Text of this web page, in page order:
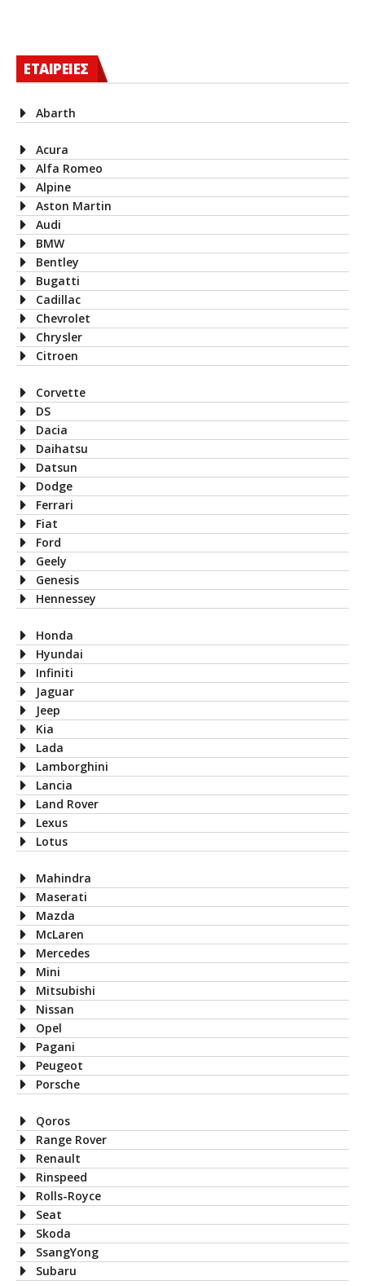
ΕΤΑΙΡΕΙΕΣ
Abarth
Acura
Alfa Romeo
Alpine
Aston Martin
Audi
BMW
Bentley
Bugatti
Cadillac
Chevrolet
Chrysler
Citroen
Corvette
DS
Dacia
Daihatsu
Datsun
Dodge
Ferrari
Fiat
Ford
Geely
Genesis
Hennessey
Honda
Hyundai
Infiniti
Jaguar
Jeep
Kia
Lada
Lamborghini
Lancia
Land Rover
Lexus
Lotus
Mahindra
Maserati
Mazda
McLaren
Mercedes
Mini
Mitsubishi
Nissan
Opel
Pagani
Peugeot
Porsche
Qoros
Range Rover
Renault
Rinspeed
Rolls-Royce
Seat
Skoda
SsangYong
Subaru